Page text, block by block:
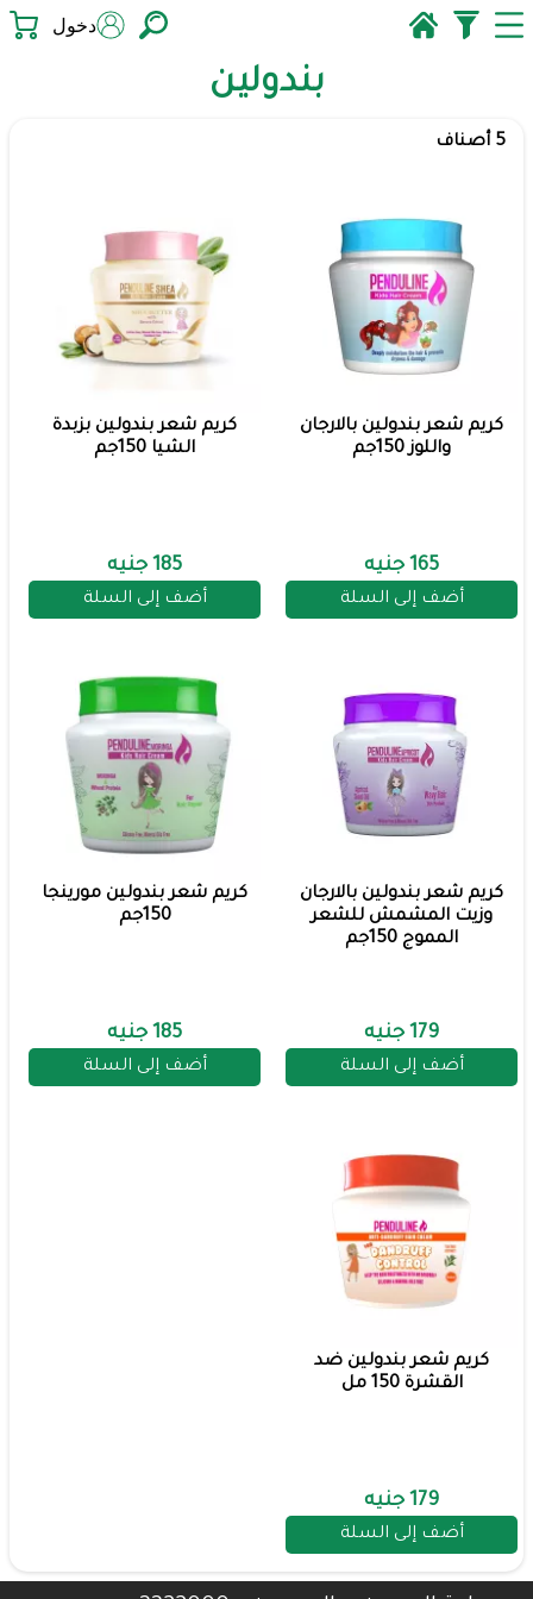
دخول
بندولين
5 أصناف
كريم شعر بندولين بالارجان
واللوز 150جم
165 جنيه
أضف إلى السلة
كريم شعر بندولين بزبدة
الشيا 150جم
185 جنيه
أضف إلى السلة
كريم شعر بندولين بالارجان
وزيت المشمش للشعر
المموج 150جم
179 جنيه
أضف إلى السلة
كريم شعر بندولين مورينجا
150جم
185 جنيه
أضف إلى السلة
كريم شعر بندولين ضد
القشرة 150 مل
179 جنيه
أضف إلى السلة